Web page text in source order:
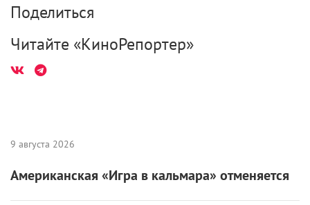
Поделиться
Читайте «КиноРепортер»
9 августа 2026
Американская «Игра в кальмара» отменяется